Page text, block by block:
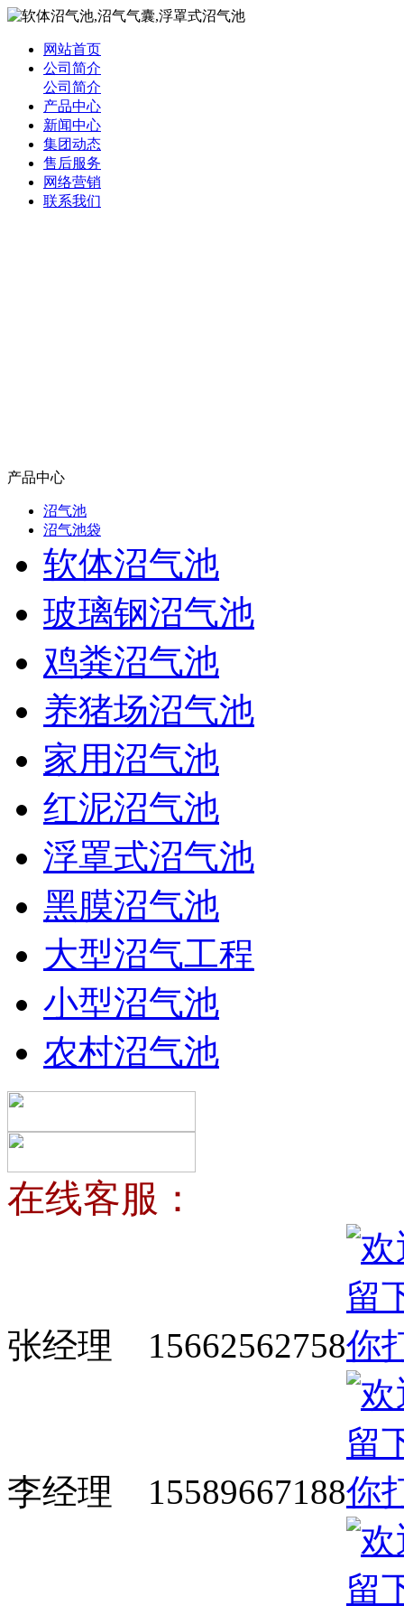
网站首页
公司简介
公司简介
产品中心
新闻中心
集团动态
售后服务
网络营销
联系我们
产品中心
沼气池
沼气池袋
软体沼气池
玻璃钢沼气池
鸡粪沼气池
养猪场沼气池
家用沼气池
红泥沼气池
浮罩式沼气池
黑膜沼气池
大型沼气工程
小型沼气池
农村沼气池
在线客服：
张经理 15662562758
李经理 15589667188